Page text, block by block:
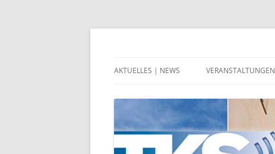
Zum
AKTUELLES | NEWS VERANSTALTUNGEN